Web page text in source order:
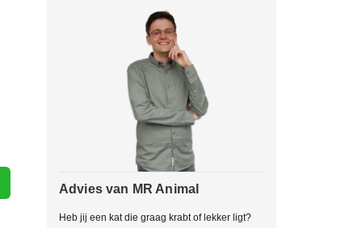
Advies van MR Animal
Heb jij een kat die graag krabt of lekker ligt?